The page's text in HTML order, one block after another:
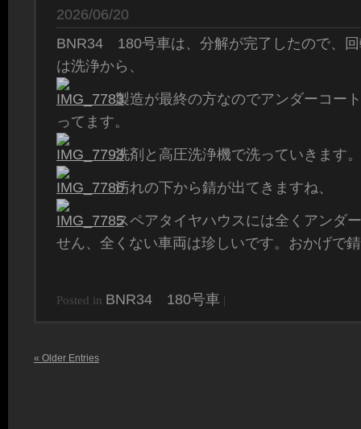
2026/06/20
BNR34 180号車は、分解が完了したので、
は洗浄から、
製造が最終の方なのでアンダーコー
ってます。
洗剤と高圧洗浄機で洗っていきます。
汚れの下から錆が出てきますね、
スペアタイヤハウスには全くアンダ
せん、全くない車両は珍しいです。おかげで
Posted in BNR34 180号車 |
« Older Entries